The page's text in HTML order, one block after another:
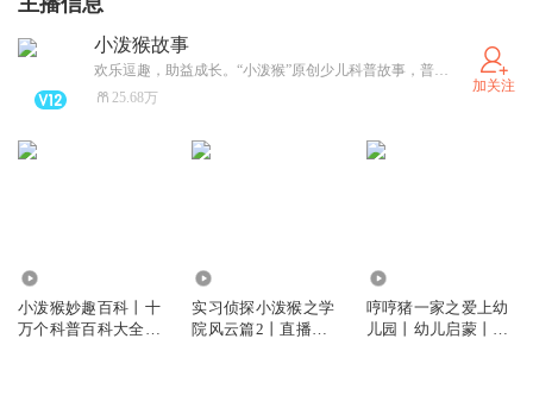
小泼猴故事
欢乐逗趣，助益成长。“小泼猴”原创少儿科普故事，普信文化旗下 Prosee Studio 工作室出品。正版少儿动画mcn
25.68万
加关注
小泼猴妙趣百科丨十
万个科普百科大全丨
实习侦探小泼猴之学
院风云篇2丨直播推
哼哼猪一家之爱上幼
儿园丨幼儿启蒙丨睡